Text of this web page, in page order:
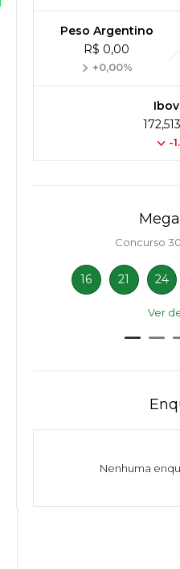
Peso Argentino
R$ 0,00
+0,00%
-
Concurso
16 21 24
Ver
Nenhuma